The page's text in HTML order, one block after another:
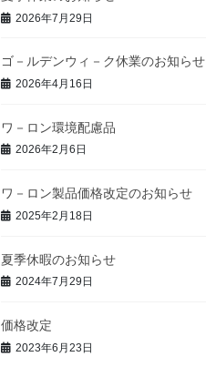
2026年7月29日
ゴ－ルデンウィ－ク休業のお知らせ
2026年4月16日
ワ－ロン環境配慮品
2026年2月6日
ワ－ロン製品価格改定のお知らせ
2025年2月18日
夏季休暇のお知らせ
2024年7月29日
価格改定
2023年6月23日